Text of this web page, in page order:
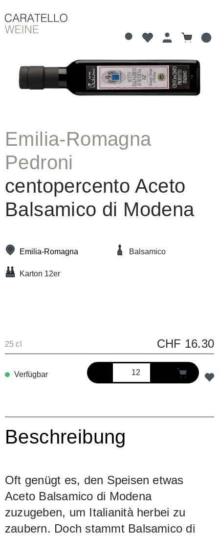
Bildergalerie überspringen
Emilia-Romagna
Pedroni
centopercento Aceto
Balsamico di Modena
Emilia-Romagna Balsamico
Karton 12er
25 cl CHF 16.30
Verfügbar
Beschreibung
Oft genügt es, den Speisen etwas
Aceto Balsamico di Modena
zuzugeben, um Italianità herbei zu
zaubern. Doch stammt Balsamico di